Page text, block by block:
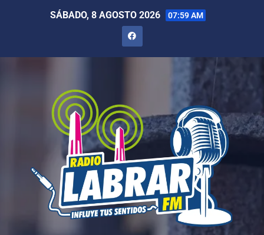
SÁBADO, 8 AGOSTO 2026 07:59 AM